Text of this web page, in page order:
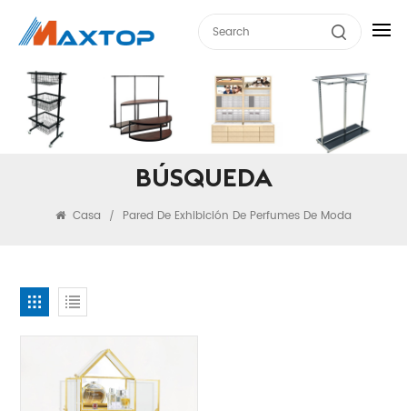
BÚSQUEDA
Casa / Pared De Exhibición De Perfumes De Moda